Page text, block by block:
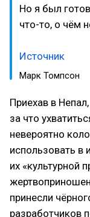
Но я был
что-то, о чём
Источник
Марк Томпсон
Приехав в
за что
невероятно
использовать в
их «культурной
принесли
разработчиков